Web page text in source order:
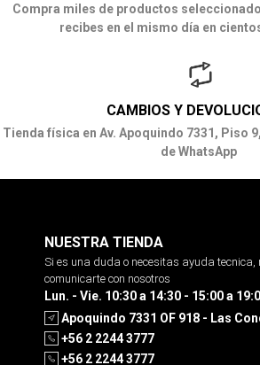
Compra miles de productos
recibes en el mismo día en
CAMBIOS Y
Tienda física en Av. Apoquindo 7331, Piso
de WhatsApp
NUESTRA TIENDA
Si es una duda o necesitas ayuda tecnica,
comunicarte con nosotros
Lun. - Vie. 10:30 a 14:30 - 15:00 a
Apoquindo 7331 OF 918 - Las
+56 2 2244 3777
+56 2 2244 3777